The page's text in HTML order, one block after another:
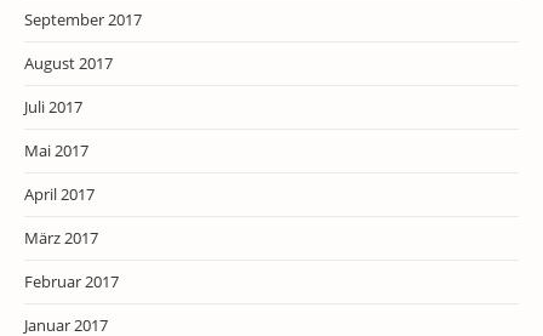
September 2017
August 2017
Juli 2017
Mai 2017
April 2017
März 2017
Februar 2017
Januar 2017